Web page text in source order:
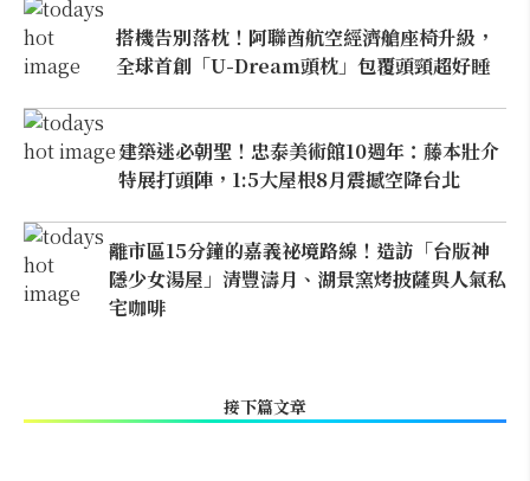
搭機告別落枕！阿聯酋航空經濟艙座椅升級，
全球首創「U-Dream頭枕」包覆頭頸超好睡
建築迷必朝聖！忠泰美術館10週年：藤本壯介
特展打頭陣，1:5大屋根8月震撼空降台北
離市區15分鐘的嘉義祕境路線！造訪「台版神
隱少女湯屋」清豐濤月、湖景窯烤披薩與人氣私
宅咖啡
接下篇文章